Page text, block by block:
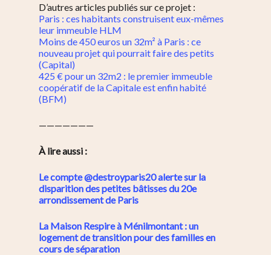
D’autres articles publiés sur ce projet :
Paris : ces habitants construisent eux-mêmes
leur immeuble HLM
Moins de 450 euros un 32m² à Paris : ce
nouveau projet qui pourrait faire des petits
(Capital)
425 € pour un 32m2 : le premier immeuble
coopératif de la Capitale est enfin habité
(BFM)
———————
À lire aussi :
Le compte @destroyparis20 alerte sur la
disparition des petites bâtisses du 20e
arrondissement de Paris
La Maison Respire à Ménilmontant : un
logement de transition pour des familles en
cours de séparation